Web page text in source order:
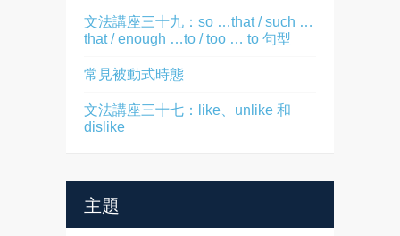
文法講座三十九：so …that / such …
that / enough …to / too … to 句型
常見被動式時態
文法講座三十七：like、unlike 和
dislike
主題